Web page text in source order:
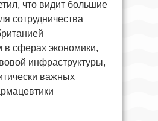
что видит большие
сотрудничества
в сферах экономики,
инфраструктуры,
важных